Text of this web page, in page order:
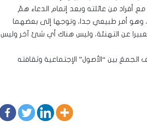
أفراد من عائلته وبعد إتمام الدعاء همّ
وهو أمر طبيعي جدا، وتوجها إلى بعضهما
عن التهنئة، وليس هناك أي شئ آخر وليس
بين “الأصول” الإجتماعية وثقافته